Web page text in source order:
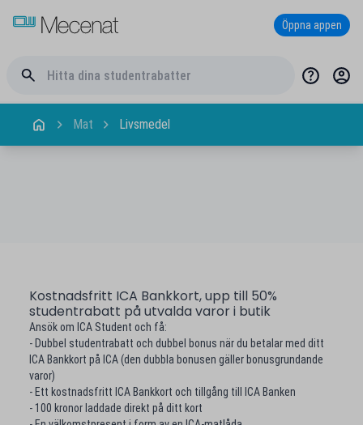
Öppna appen
Mat Livsmedel
Kostnadsfritt ICA Bankkort, upp till 50%
studentrabatt på utvalda varor i butik
Ansök om ICA Student och få:
- Dubbel studentrabatt och dubbel bonus när du betalar med ditt
ICA Bankkort på ICA (den dubbla bonusen gäller bonusgrundande
varor)
- Ett kostnadsfritt ICA Bankkort och tillgång till ICA Banken
- 100 kronor laddade direkt på ditt kort